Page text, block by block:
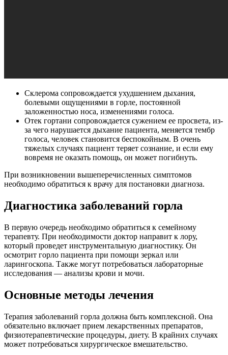
Склерома сопровождается ухудшением дыхания,
болевыми ощущениями в горле, постоянной
заложенностью носа, изменениями голоса.
Отек гортани сопровождается сужением ее просвета, из-
за чего нарушается дыхание пациента, меняется тембр
голоса, человек становится беспокойным. В очень
тяжелых случаях пациент теряет сознание, и если ему
вовремя не оказать помощь, он может погибнуть.
При возникновении вышеперечисленных симптомов
необходимо обратиться к врачу для постановки диагноза.
Диагностика заболеваний горла
В первую очередь необходимо обратиться к семейному
терапевту. При необходимости доктор направит к лору,
который проведет инструментальную диагностику. Он
осмотрит горло пациента при помощи зеркал или
ларингоскопа. Также могут потребоваться лабораторные
исследования — анализы крови и мочи.
Основные методы лечения
Терапия заболеваний горла должна быть комплексной. Она
обязательно включает прием лекарственных препаратов,
физиотерапевтические процедуры, диету. В крайних случаях
может потребоваться хирургическое вмешательство.